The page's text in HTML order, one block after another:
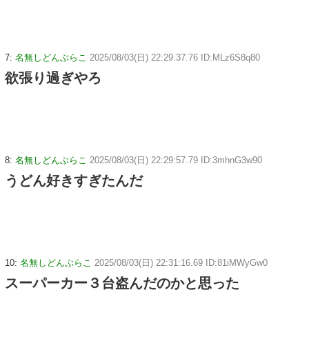
7: 名無しどんぶらこ 2025/08/03(日) 22:29:37.76 ID:MLz6S8q80
欲張り過ぎやろ
8: 名無しどんぶらこ 2025/08/03(日) 22:29:57.79 ID:3mhnG3w90
うどん好きすぎたんだ
10: 名無しどんぶらこ 2025/08/03(日) 22:31:16.69 ID:81iMWyGw0
スーパーカー３台盗んだのかと思った